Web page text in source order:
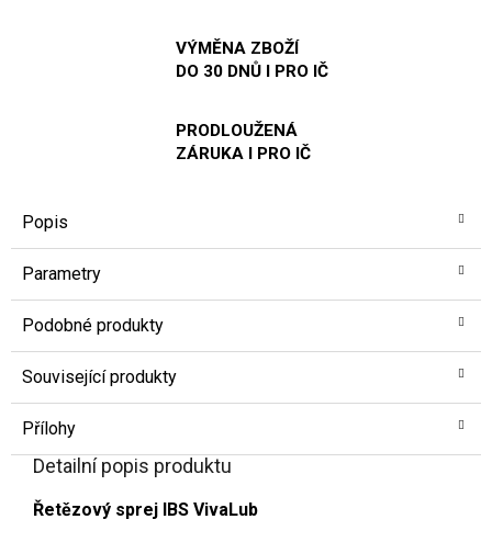
VÝMĚNA ZBOŽÍ
DO 30 DNŮ I PRO IČ
PRODLOUŽENÁ
ZÁRUKA I PRO IČ
Popis
Parametry
Podobné produkty
Související produkty
Přílohy
Detailní popis produktu
Řetězový sprej IBS VivaLub